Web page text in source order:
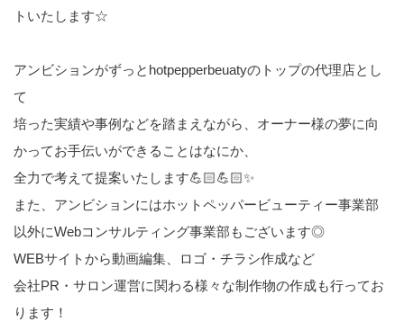
トいたします☆
アンビションがずっとhotpepperbeuatyのトップの代理店とし
て
培った実績や事例などを踏まえながら、オーナー様の夢に向
かってお手伝いができることはなにか、
全力で考えて提案いたします💪🏻💪🏻✨
また、アンビションにはホットペッパービューティー事業部
以外にWebコンサルティング事業部もございます◎
WEBサイトから動画編集、ロゴ・チラシ作成など
会社PR・サロン運営に関わる様々な制作物の作成も行ってお
ります！